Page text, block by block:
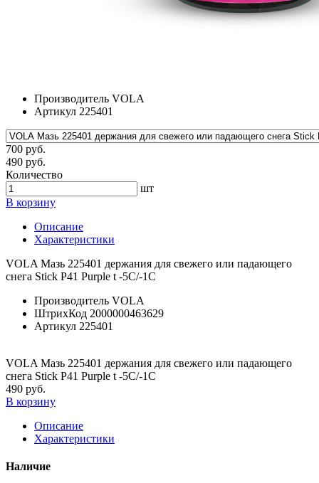
Производитель VOLA
Артикул 225401
700 руб.
490 руб.
Количество
шт
В корзину
Описание
Характеристики
VOLA Мазь 225401 держания для свежего или падающего
снега Stick P41 Purple t -5C/-1С
Производитель VOLA
ШтрихКод 2000000463629
Артикул 225401
VOLA Мазь 225401 держания для свежего или падающего
снега Stick P41 Purple t -5C/-1С
490 руб.
В корзину
Описание
Характеристики
Наличие